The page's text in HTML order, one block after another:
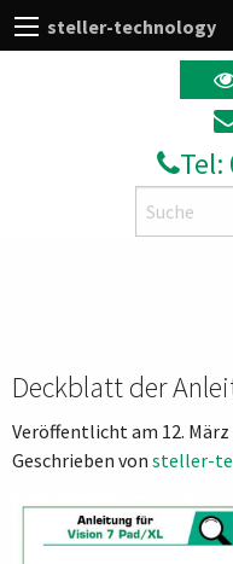
steller-technology
Tel:
Deckblatt der
Veröffentlicht am 12. März
Geschrieben von steller-